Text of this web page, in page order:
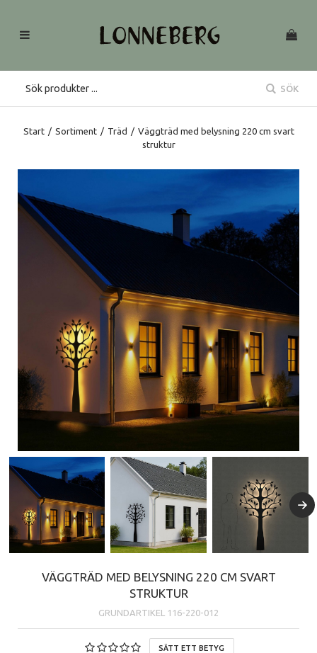
SÖK
Start / Sortiment / Träd / Väggträd med belysning 220 cm svart
struktur
VÄGGTRÄD MED BELYSNING 220 CM SVART
STRUKTUR
GRUNDARTIKEL 116-220-012
SÄTT ETT BETYG